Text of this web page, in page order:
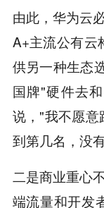
由此，华为云
A+主流公有云
供另一种生态
国牌"硬件去
说，"我不愿
到第几名，没
二是商业重心
端流量和开发